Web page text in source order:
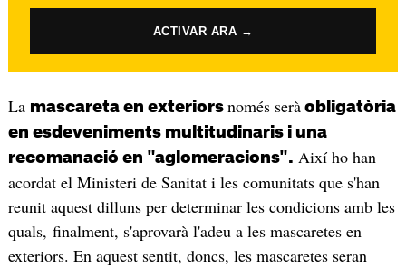
ACTIVAR ARA →
La mascareta en exteriors només seràobligatòria
en esdeveniments multitudinaris i una
recomanació en "aglomeracions". Així ho han
acordat el Ministeri de Sanitat i les comunitats que s'han
reunit aquest dilluns per determinar les condicions amb les
quals, finalment, s'aprovarà l'adeu a les mascaretes en
exteriors. En aquest sentit, doncs, les mascaretes seran